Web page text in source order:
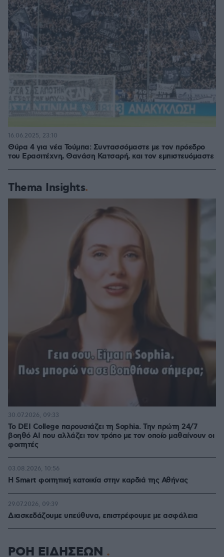
Θύρα 4 για νέα Τούμπα: Συντασσόμαστε με τον πρόεδρο
του Ερασιτέχνη, Θανάση Κατσαρή, και τον εμπιστευόμαστε
16.06.2025, 23:10
Thema Insights
Το DEI College παρουσιάζει τη Sophia. Την πρώτη 24/7
βοηθό AI που αλλάζει τον τρόπο με τον οποίο μαθαίνουν οι
φοιτητές
30.07.2026, 09:33
Η Smart φοιτητική κατοικία στην καρδιά της Αθήνας
03.08.2026, 10:56
Διασκεδάζουμε υπεύθυνα, επιστρέφουμε με ασφάλεια
29.07.2026, 09:39
ΡΟΗ ΕΙΔΗΣΕΩΝ